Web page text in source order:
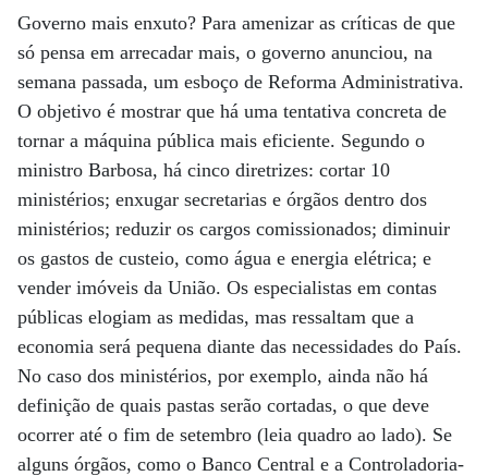
Governo mais enxuto? Para amenizar as críticas de que
só pensa em arrecadar mais, o governo anunciou, na
semana passada, um esboço de Reforma Administrativa.
O objetivo é mostrar que há uma tentativa concreta de
tornar a máquina pública mais eficiente. Segundo o
ministro Barbosa, há cinco diretrizes: cortar 10
ministérios; enxugar secretarias e órgãos dentro dos
ministérios; reduzir os cargos comissionados; diminuir
os gastos de custeio, como água e energia elétrica; e
vender imóveis da União. Os especialistas em contas
públicas elogiam as medidas, mas ressaltam que a
economia será pequena diante das necessidades do País.
No caso dos ministérios, por exemplo, ainda não há
definição de quais pastas serão cortadas, o que deve
ocorrer até o fim de setembro (leia quadro ao lado). Se
alguns órgãos, como o Banco Central e a Controladoria-